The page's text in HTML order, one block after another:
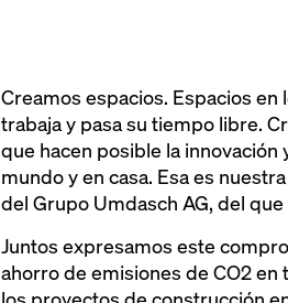
Creamos espacios. Espacios en
trabaja y pasa su tiempo libre.
que hacen posible la innovación
mundo y en casa. Esa es
del Grupo Umdasch AG, del
Juntos expresamos este
ahorro de emisiones de CO2 en